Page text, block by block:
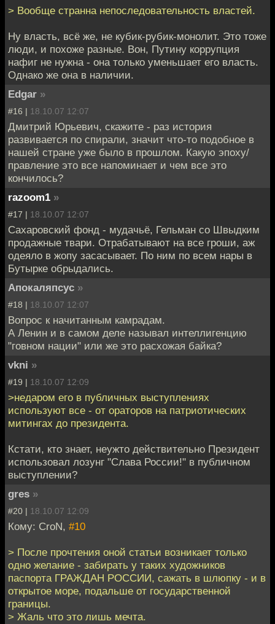
> Вообще странна непоследовательность властей.
Ну власть, всё же, не кубик-рубик-монолит. Это тоже
люди, и похоже разные. Вон, Путину коррупция
нафиг не нужна - она только уменьшает его власть.
Однако же она в наличии.
Edgar »
#16 | 18.10.07 12:07
Дмитрий Юрьевич, скажите - раз история
развивается по спирали, значит что-то подобное в
нашей стране уже было в прошлом. Какую эпоху/
правление это все напоминает и чем все это
кончилось?
razoom1 »
#17 | 18.10.07 12:07
Сахаровский фонд - мудачьё, Гельман со Швыдким
продажные твари. Отрабатывают на все гроши, аж
одеяло в жопу засасывает. По ним по всем нары в
Бутырке обрыдались.
Апокаляпсус »
#18 | 18.10.07 12:07
Вопрос к начитанным камрадам.
А Ленин и в самом деле называл интеллигенцию
"говном нации" или же это расхожая байка?
vkni »
#19 | 18.10.07 12:09
>недаром его в публичных выступлениях
используют все - от ораторов на патриотических
митингах до президента.
Кстати, кто знает, неужто действительно Президент
использовал лозунг "Слава России!" в публичном
выступлении?
gres »
#20 | 18.10.07 12:09
Кому: CroN, #10
> После прочтения оной статьи возникает только
одно желание - забирать у таких художников
паспорта ГРАЖДАН РОССИИ, сажать в шлюпку - и в
открытое море, подальше от государственной
границы.
> Жаль что это лишь мечта.